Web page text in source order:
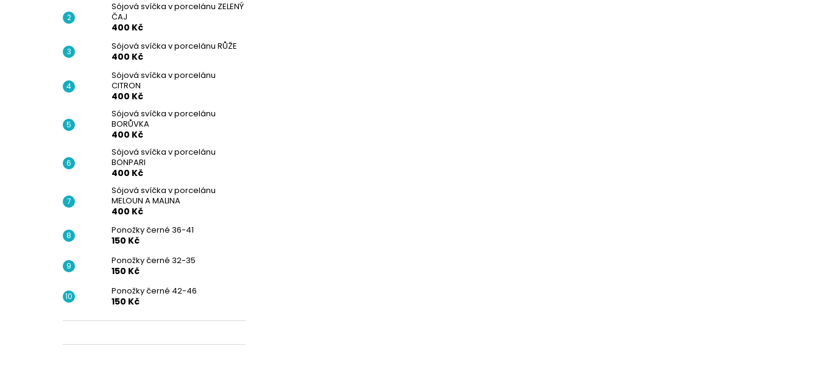
Sójová svíčka v porcelánu ZELENÝ
ČAJ
400 Kč
Sójová svíčka v porcelánu RŮŽE
400 Kč
Sójová svíčka v porcelánu
CITRON
400 Kč
Sójová svíčka v porcelánu
BORŮVKA
400 Kč
Sójová svíčka v porcelánu
BONPARI
400 Kč
Sójová svíčka v porcelánu
MELOUN A MALINA
400 Kč
Ponožky černé 36-41
150 Kč
Ponožky černé 32-35
150 Kč
Ponožky černé 42-46
150 Kč